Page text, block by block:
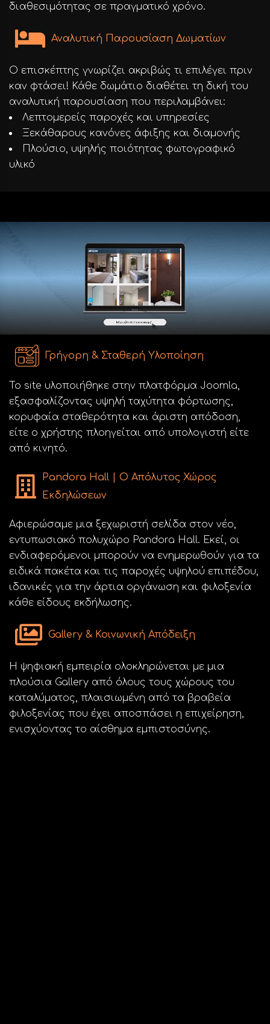
διαθεσιμότητας σε πραγματικό χρόνο.
Αναλυτική Παρουσίαση Δωματίων
Ο επισκέπτης γνωρίζει ακριβώς τι επιλέγει πριν
καν φτάσει! Κάθε δωμάτιο διαθέτει τη δική του
αναλυτική παρουσίαση που περιλαμβάνει:
Λεπτομερείς παροχές και υπηρεσίες
Ξεκάθαρους κανόνες άφιξης και διαμονής
Πλούσιο, υψηλής ποιότητας φωτογραφικό
υλικό
Γρήγορη & Σταθερή Υλοποίηση
Το site υλοποιήθηκε στην πλατφόρμα Joomla,
εξασφαλίζοντας υψηλή ταχύτητα φόρτωσης,
κορυφαία σταθερότητα και άριστη απόδοση,
είτε ο χρήστης πλοηγείται από υπολογιστή είτε
από κινητό.
Pandora Hall | Ο Απόλυτος Χώρος
Εκδηλώσεων
Αφιερώσαμε μια ξεχωριστή σελίδα στον νέο,
εντυπωσιακό πολυχώρο Pandora Hall. Εκεί, οι
ενδιαφερόμενοι μπορούν να ενημερωθούν για τα
ειδικά πακέτα και τις παροχές υψηλού επιπέδου,
ιδανικές για την άρτια οργάνωση και φιλοξενία
κάθε είδους εκδήλωσης.
Gallery & Κοινωνική Απόδειξη
Η ψηφιακή εμπειρία ολοκληρώνεται με μια
πλούσια Gallery από όλους τους χώρους του
καταλύματος, πλαισιωμένη από τα βραβεία
φιλοξενίας που έχει αποσπάσει η επιχείρηση,
ενισχύοντας το αίσθημα εμπιστοσύνης.